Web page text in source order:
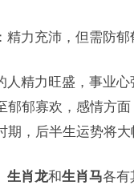
：精力充沛，但需防郁
人精力旺盛，事业
郁郁寡欢，感情方面
期，后半生运势将
生肖龙和生肖马各有